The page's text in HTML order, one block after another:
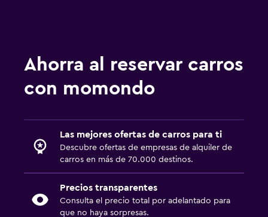
Ahorra al reservar carros
con momondo
Las mejores ofertas de carros para ti
Descubre ofertas de empresas de alquiler de
carros en más de 70.000 destinos.
Precios transparentes
Consulta el precio total por adelantado para
que no haya sorpresas.